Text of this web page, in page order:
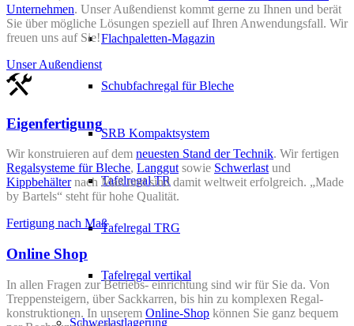
Flachpaletten-Magazin
Schubfachregal für Bleche
SRB Kompaktsystem
Tafelregal TR
Tafelregal TRG
Tafelregal vertikal
Schwerlastlagerung
Unternehmen. Unser Außendienst kommt gerne zu Ihnen und berät
Sie über mögliche Lösungen speziell auf Ihren Anwendungsfall. Wir
freuen uns auf Sie!
Unser Außendienst
Eigenfertigung
Wir konstruieren auf dem neuesten Stand der Technik. Wir fertigen
Regalsysteme für Bleche, Langgutsowie Schwerlastund
Kippbehälternach Maß und sind damit weltweit erfolgreich. „Made
by Bartels“ steht für hohe Qualität.
Fertigung nach Maß
Online Shop
In allen Fragen zur Betriebs- einrichtung sind wir für Sie da. Von
Treppensteigern, über Sackkarren, bis hin zu komplexen Regal-
konstruktionen. In unserem Online-Shop können Sie ganz bequem